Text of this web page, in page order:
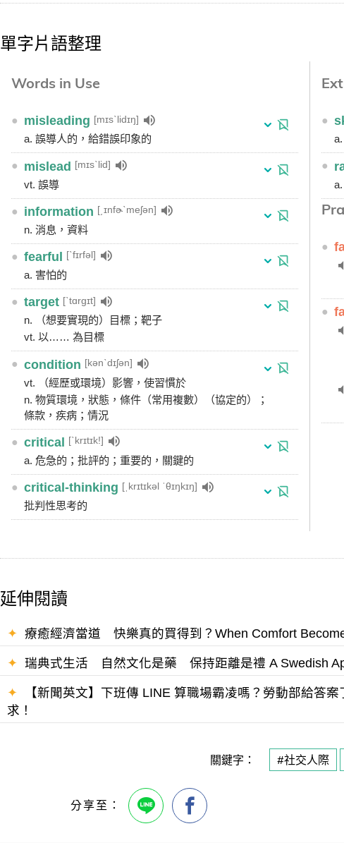
單字片語整理
Words in Use
● misleading [mɪsˋlidɪŋ]
a. 誤導人的，給錯誤印象的
● mislead [mɪsˋlid]
vt. 誤導
● information [͵ɪnfɚˋmeʃən]
n. 消息，資料
● fearful [ˋfɪrfəl]
a. 害怕的
● target [ˋtɑrgɪt]
n. （想要實現的）目標；靶子
vt. 以…… 為目標
● condition [kənˋdɪʃən]
vt. （經歷或環境）影響，使習慣於
n. 物質環境，狀態，條件（常用複數）（協定的）；
條款，疾病；情況
● critical [ˋkrɪtɪk!]
a. 危急的；批評的；重要的，關鍵的
● critical-thinking [ˌkrɪtɪkəl ˈθɪŋkɪŋ]
批判性思考的
●
●
●
●
延伸閱讀
✦ 療癒經濟當道 快樂真的買得到？When Comfort
✦ 瑞典式生活 自然文化是藥 保持距離是禮 A Swedish
✦
【新聞英文】下班傳 LINE 算職場霸凌嗎？勞動部給答
求！
關鍵字： #社交人際